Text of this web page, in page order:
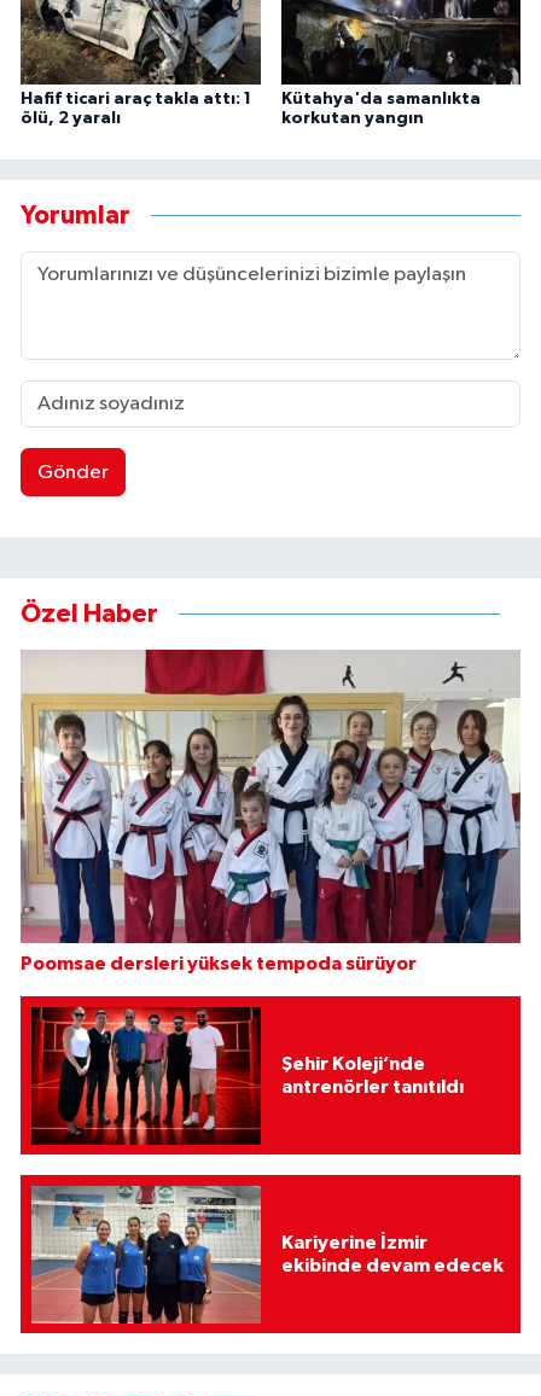
Hafif ticari araç takla attı: 1
ölü, 2 yaralı
Kütahya'da samanlıkta
korkutan yangın
Yorumlar
Gönder
Özel Haber
Poomsae dersleri yüksek tempoda sürüyor
Şehir Koleji’nde
antrenörler tanıtıldı
Kariyerine İzmir
ekibinde devam edecek